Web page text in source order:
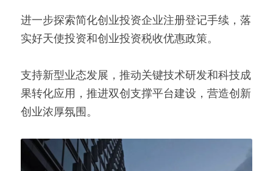
进一步探索简化创业投资企业注册登记手续，落
实好天使投资和创业投资税收优惠政策。
支持新型业态发展，推动关键技术研发和科技成
果转化应用，推进双创支撑平台建设，营造创新
创业浓厚氛围。